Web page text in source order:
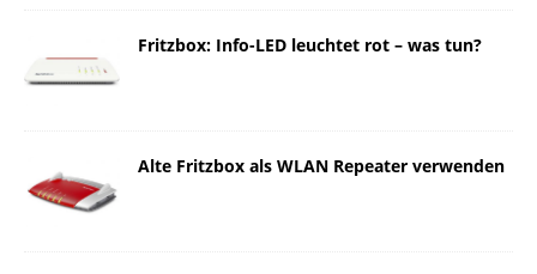
Fritzbox: Info-LED leuchtet rot – was tun?
Alte Fritzbox als WLAN Repeater verwenden